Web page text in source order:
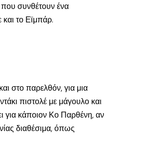
που συνθέτουν ένα
και το Εϊμπάρ.
στο παρελθόν, για μια
πιστολέ με μάγουλο και
για κάποιον Κο Παρθένη, αν
διαθέσιμα, όπως